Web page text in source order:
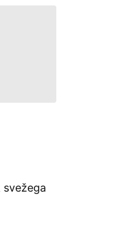
svežega